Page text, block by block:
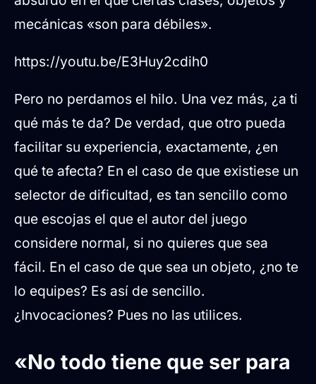
mecánicas «son para débiles».
https://youtu.be/E3Huy2cdih0
Pero no perdamos el hilo. Una vez más, ¿a ti
qué más te da? De verdad, que otro pueda
facilitar su experiencia, exactamente, ¿en
qué te afecta? En el caso de que existiese un
selector de dificultad, es tan sencillo como
que escojas el que el autor del juego
considere normal, si no quieres que sea
fácil. En el caso de que sea un objeto, ¿no te
lo equipes? Es así de sencillo.
¿Invocaciones? Pues no las utilices.
«No todo tiene que ser para